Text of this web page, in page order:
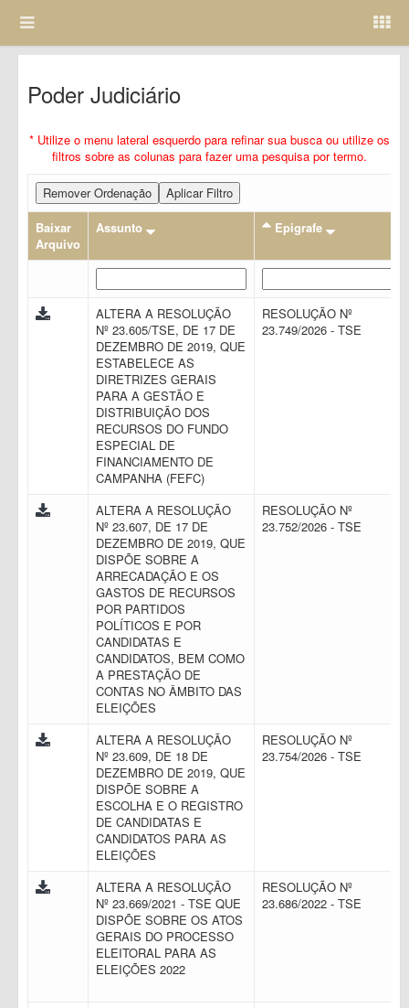
Poder Judiciário
* Utilize o menu lateral esquerdo para refinar sua busca ou utilize os
filtros sobre as colunas para fazer uma pesquisa por termo.
Remover Ordenação
Aplicar Filtro
Baixar
Arquivo
Assunto Epigrafe
ALTERA A RESOLUÇÃO
Nº 23.605/TSE, DE 17 DE
DEZEMBRO DE 2019, QUE
ESTABELECE AS
DIRETRIZES GERAIS
PARA A GESTÃO E
DISTRIBUIÇÃO DOS
RECURSOS DO FUNDO
ESPECIAL DE
FINANCIAMENTO DE
CAMPANHA (FEFC)
RESOLUÇÃO Nº
23.749/2026 - TSE
ALTERA A RESOLUÇÃO
Nº 23.607, DE 17 DE
DEZEMBRO DE 2019, QUE
DISPÕE SOBRE A
ARRECADAÇÃO E OS
GASTOS DE RECURSOS
POR PARTIDOS
POLÍTICOS E POR
CANDIDATAS E
CANDIDATOS, BEM COMO
A PRESTAÇÃO DE
CONTAS NO ÂMBITO DAS
ELEIÇÕES
RESOLUÇÃO Nº
23.752/2026 - TSE
ALTERA A RESOLUÇÃO
Nº 23.609, DE 18 DE
DEZEMBRO DE 2019, QUE
DISPÕE SOBRE A
ESCOLHA E O REGISTRO
DE CANDIDATAS E
CANDIDATOS PARA AS
ELEIÇÕES
RESOLUÇÃO Nº
23.754/2026 - TSE
ALTERA A RESOLUÇÃO
Nº 23.669/2021 - TSE QUE
DISPÕE SOBRE OS ATOS
GERAIS DO PROCESSO
ELEITORAL PARA AS
ELEIÇÕES 2022
RESOLUÇÃO Nº
23.686/2022 - TSE